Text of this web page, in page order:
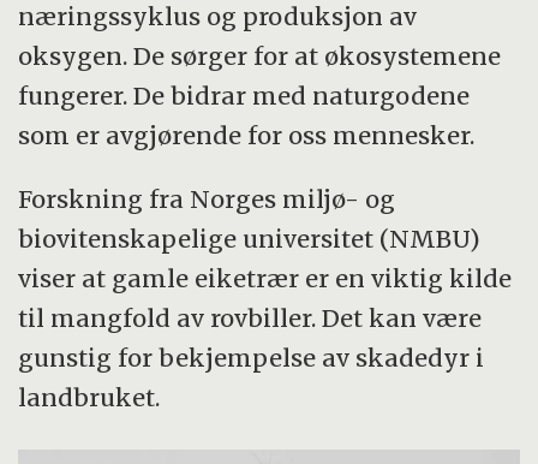
næringssyklus og produksjon av
oksygen. De sørger for at økosystemene
fungerer. De bidrar med naturgodene
som er avgjørende for oss mennesker.
Forskning fra Norges miljø- og
biovitenskapelige universitet (NMBU)
viser at gamle eiketrær er en viktig kilde
til mangfold av rovbiller. Det kan være
gunstig for bekjempelse av skadedyr i
landbruket.